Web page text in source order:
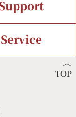
Status
Support
Service
︿
TOP